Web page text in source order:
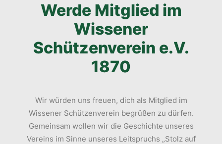
Werde Mitglied im
Wissener
Schützenverein e.V.
1870
Wir würden uns freuen, dich als Mitglied im
Wissener Schützenverein begrüßen zu dürfen.
Gemeinsam wollen wir die Geschichte unseres
Vereins im Sinne unseres Leitspruchs „Stolz auf